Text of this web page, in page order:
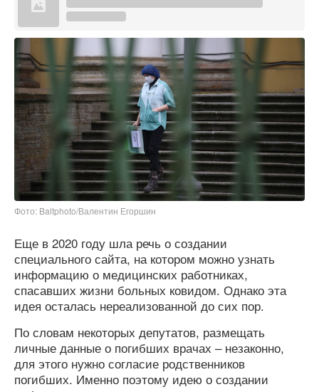
Фото: Baltphoto/Валентин Егоршин
Еще в 2020 году шла речь о создании
специального сайта, на котором можно узнать
информацию о медицинских работниках,
спасавших жизни больных ковидом. Однако эта
идея осталась нереализованной до сих пор.
По словам некоторых депутатов, размещать
личные данные о погибших врачах – незаконно,
для этого нужно согласие родственников
погибших. Именно поэтому идею о создании